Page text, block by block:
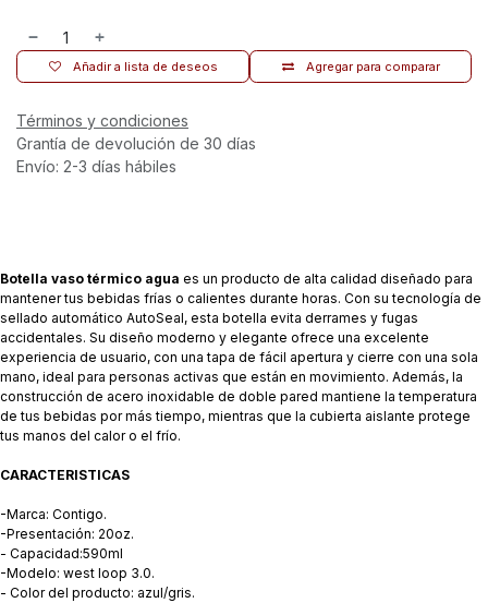
Agregar para comparar
Añadir a lista de deseos
Términos y condiciones
Grantía de devolución de 30 días
Envío: 2-3 días hábiles
Botella vaso térmico agua es un producto de alta calidad diseñado para
mantener tus bebidas frías o calientes durante horas. Con su tecnología de
sellado automático AutoSeal, esta botella evita derrames y fugas
accidentales. Su diseño moderno y elegante ofrece una excelente
experiencia de usuario, con una tapa de fácil apertura y cierre con una sola
mano, ideal para personas activas que están en movimiento. Además, la
construcción de acero inoxidable de doble pared mantiene la temperatura
de tus bebidas por más tiempo, mientras que la cubierta aislante protege
tus manos del calor o el frío.
CARACTERISTICAS
-Marca: Contigo. ​
-Presentación: 20oz.
- Capacidad:590ml
-Modelo: west loop 3.0.
- Color del producto: azul/gris.